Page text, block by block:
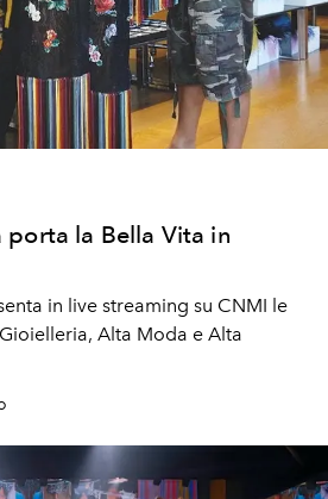
la Bella Vita in
in live streaming su CNMI le
Alta Moda e Alta